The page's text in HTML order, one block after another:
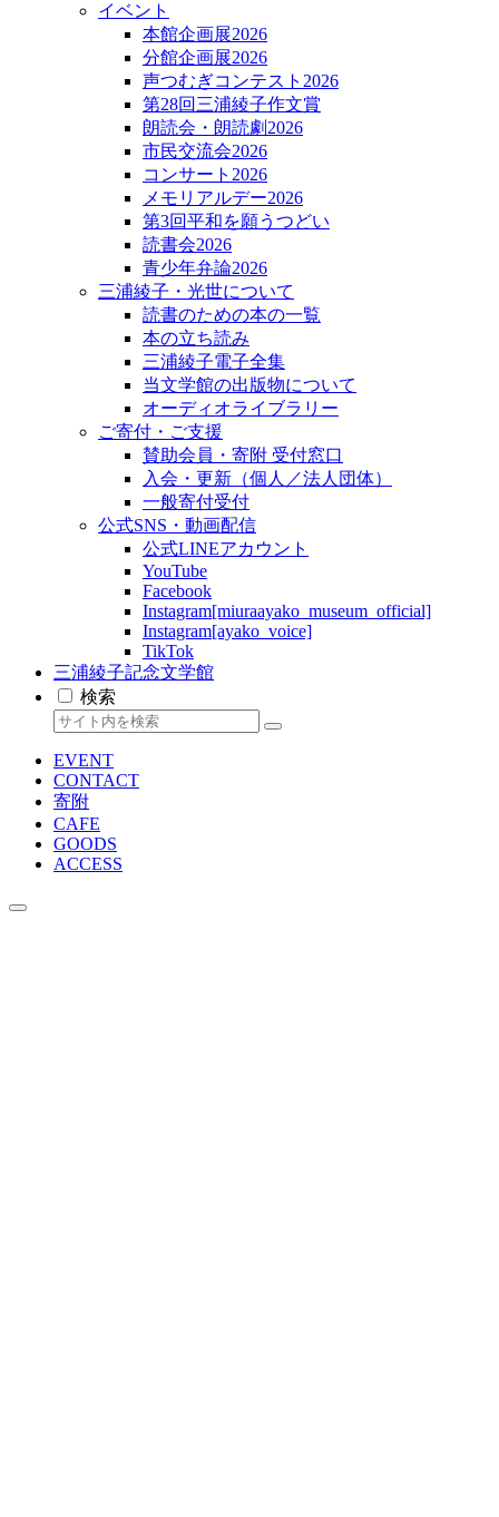
イベント
本館企画展2026
分館企画展2026
声つむぎコンテスト2026
第28回三浦綾子作文賞
朗読会・朗読劇2026
市民交流会2026
コンサート2026
メモリアルデー2026
第3回平和を願うつどい
読書会2026
青少年弁論2026
三浦綾子・光世について
読書のための本の一覧
本の立ち読み
三浦綾子電子全集
当文学館の出版物について
オーディオライブラリー
ご寄付・ご支援
賛助会員・寄附 受付窓口
入会・更新（個人／法人団体）
一般寄付受付
公式SNS・動画配信
公式LINEアカウント
YouTube
Facebook
Instagram[miuraayako_museum_official]
Instagram[ayako_voice]
TikTok
三浦綾子記念文学館
検索
EVENT
CONTACT
寄附
CAFE
GOODS
ACCESS